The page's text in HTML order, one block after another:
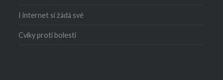
I internet si žádá své
Cviky proti bolesti